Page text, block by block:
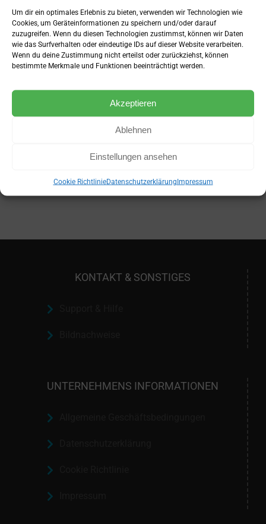
Um dir ein optimales Erlebnis zu bieten, verwenden wir Technologien wie
Cookies, um Geräteinformationen zu speichern und/oder darauf
zuzugreifen. Wenn du diesen Technologien zustimmst, können wir Daten
wie das Surfverhalten oder eindeutige IDs auf dieser Website verarbeiten.
Wenn du deine Zustimmung nicht erteilst oder zurückziehst, können
bestimmte Merkmale und Funktionen beeinträchtigt werden.
Akzeptieren
Ablehnen
Einstellungen ansehen
Cookie RichtlinieDatenschutzerklärungImpressum
Diät oder Muskelaufbau?
Mai 13th, 2020 | Fitness,Ziele & Erfolge
und/oder Muskeln aufbauen. Die meisten Männer
KONTAKT & SONSTIGES
UNTERNEHMENS INFORMATIONEN